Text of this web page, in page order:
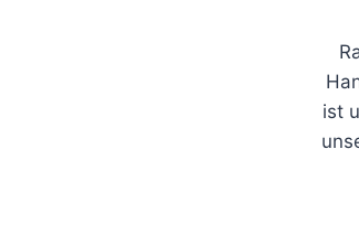
ist